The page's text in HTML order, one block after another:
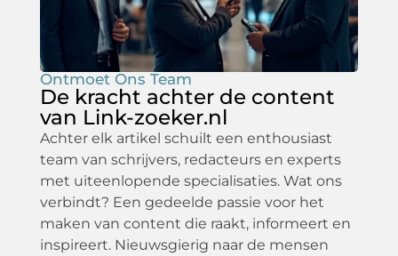
Ontmoet Ons Team
De kracht achter de content
van Link-zoeker.nl
Achter elk artikel schuilt een enthousiast
team van schrijvers, redacteurs en experts
met uiteenlopende specialisaties. Wat ons
verbindt? Een gedeelde passie voor het
maken van content die raakt, informeert en
inspireert. Nieuwsgierig naar de mensen